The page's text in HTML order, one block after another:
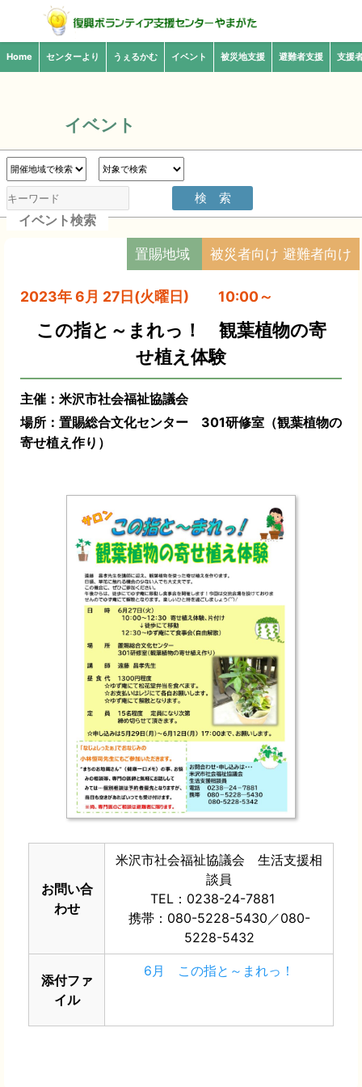
Home センターより うぇるかむ イベント 被災地支援 避難者支援 支援
イベント
イベント検索
置賜地域 被災者向け 避難者向け
2023年 6月 27日(火曜日) 10:00～
この指と～まれっ！ 観葉植物の寄
せ植え体験
主催：米沢市社会福祉協議会
場所：置賜総合文化センター 301研修室（観葉植物の
寄せ植え作り）
お問い合
わせ
米沢市社会福祉協議会 生活支援相
談員
TEL：0238-24-7881
携帯：080-5228-5430／080-
5228-5432
添付ファ
イル
6月 この指と～まれっ！